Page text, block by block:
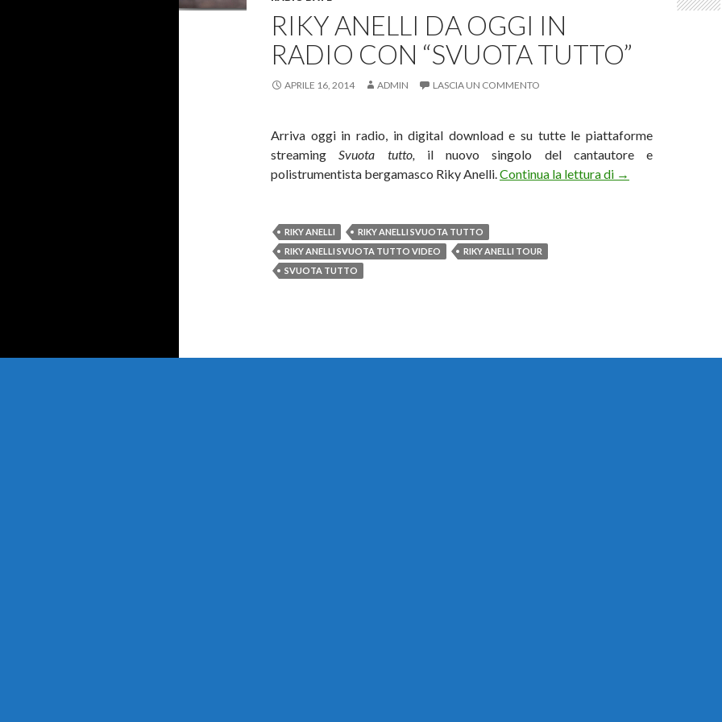
RIKY ANELLI DA OGGI IN
RADIO CON “SVUOTA TUTTO”
APRILE 16, 2014 ADMIN LASCIA UN COMMENTO
Arriva oggi in radio, in digital download e su tutte le piattaforme
streamingSvuota tutto, il nuovo singolo del cantautore e
polistrumentista bergamasco Riky Anelli.Continua la lettura di Riky Anelli da oggi
→
RIKY ANELLI
RIKY ANELLI SVUOTA TUTTO
RIKY ANELLI SVUOTA TUTTO VIDEO
RIKY ANELLI TOUR
SVUOTA TUTTO